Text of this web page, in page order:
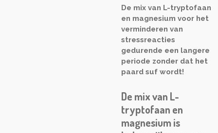
De mix van L-tryptofaan
en magnesium voor het
verminderen van
stressreacties
gedurende een langere
periode zonder dat het
paard suf wordt!
De mix van L-
tryptofaan en
magnesium is